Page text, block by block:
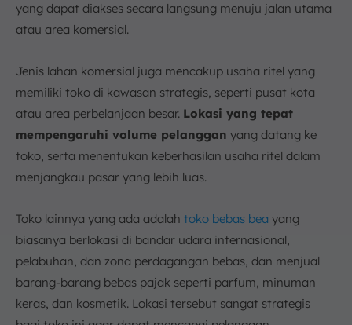
yang dapat diakses secara langsung menuju jalan utama
atau area komersial.
Jenis lahan komersial juga mencakup usaha ritel yang
memiliki toko di kawasan strategis, seperti pusat kota
atau area perbelanjaan besar. Lokasi yang tepat
mempengaruhi volume pelanggan yang datang ke
toko, serta menentukan keberhasilan usaha ritel dalam
menjangkau pasar yang lebih luas.
Toko lainnya yang ada adalah toko bebas bea yang
biasanya berlokasi di bandar udara internasional,
pelabuhan, dan zona perdagangan bebas, dan menjual
barang-barang bebas pajak seperti parfum, minuman
keras, dan kosmetik. Lokasi tersebut sangat strategis